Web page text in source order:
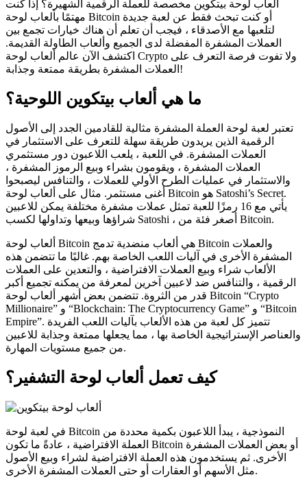
ألعاب لوحة بيتكوين مخصصة للعملة الرقمية الشهيرة؟ إذا كنت
مهتمًا بألعاب لوحة Bitcoin أو كنت تبحث فقط عن لعبة جديدة
لتلعبها مع الأصدقاء ، فيجب أن تعلم أن هناك خيارات تجمع بين
العملات المشفرة المفضلة لدى الجميع وألعاب الطاولة القديمة.
اكتشف الآن عالم ألعاب لوحة Crypto ولا تفوت فرصة التعرف على
العملات المشفرة بطريقة ممتعة وجذابة!
ما هي ألعاب بيتكوين اللوحية؟
تعتبر لعبة لوحة العملة المشفرة مثالية للقادمين الجدد إلى الأصول
الرقمية الذين يريدون طريقة سهلة للتعرف على الاستثمار في
العملات المشفرة. في اللعبة ، يلعب اللاعبون دور مستثمري
العملات المشفرة ، ويقومون بشراء وبيع الرموز المشفرة ،
والاستثمار في عمليات الطرح الأولي للعملات ، والتنافس ليصبحوا
أغنى مستثمر. مثال على ألعاب لوحة Bitcoin هو Satoshi’s Secret.
يأتي مع 16 رمزًا للعبة تمثل عملات مشفرة مختلفة يمكن للاعبين
شراؤها وبيعها وتداولها لكسب Satoshi ، أصغر فئة من Bitcoin.
ألعاب لوحة Bitcoin هي ألعاب منضدية تدمج Bitcoin والعملات
المشفرة الأخرى في آليات اللعب الخاصة بهم. غالبًا ما تتضمن هذه
الألعاب شراء وبيع العملات الافتراضية ، والتعدين على العملات
الرقمية ، والتنافس ضد لاعبين آخرين لمعرفة من يمكنه تجميع أكبر
قدر من الثروة. تتضمن بعض أشهر ألعاب لوحة Bitcoin “Crypto
Millionaire” و “Blockchain: The Cryptocurrency Game” و “Bitcoin
Empire”. تتميز كل لعبة من هذه الألعاب بآليات اللعب الفريدة
والعناصر الإستراتيجية الخاصة بها ، مما يجعلها ممتعة وجذابة للاعبين
من جميع مستويات المهارة.
كيف تعمل ألعاب لوحة التشفير؟
في لعبة لوحة Bitcoin النموذجية ، يبدأ اللاعبون بكمية محددة من
العملة الافتراضية ، عادةً ما تكون Bitcoin أو بعض العملات المشفرة
الأخرى. ثم يستخدمون هذه العملة الافتراضية لشراء وبيع الأصول
مثل الأسهم أو العقارات أو حتى العملات المشفرة الأخرى.